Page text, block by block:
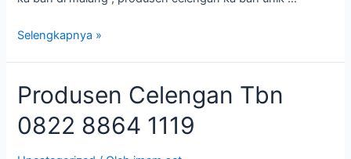
Selengkapnya »
Produsen Celengan Tbn
0822 8864 1119
Produsen
Celengan
Tbn